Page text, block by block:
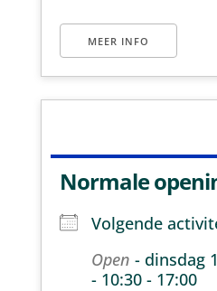
MEER INFO
Normale
Volgende
Open - dinsdag
- 10:30 - 17:00